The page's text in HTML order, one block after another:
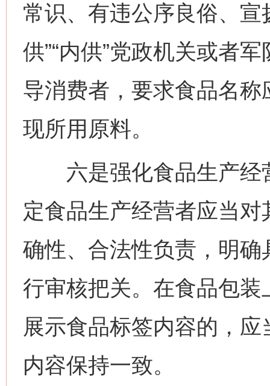
常识、有违公序良俗、宣
供”“内供”党政机关或者
导消费者，要求食品名
现所用原料。
六是强化食品生产经
定食品生产经营者应当
确性、合法性负责，明
行审核把关。在食品包
展示食品标签内容的，
内容保持一致。